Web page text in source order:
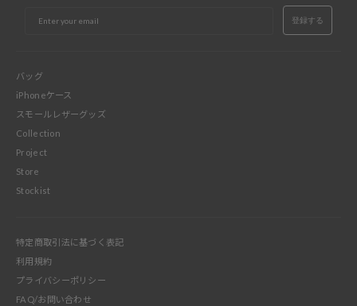
登録する
バッグ
iPhoneケース
スモールレザーグッズ
Collection
Project
Store
Stockist
特定商取引法に基づく表記
利用規約
プライバシーポリシー
FAQ/お問い合わせ